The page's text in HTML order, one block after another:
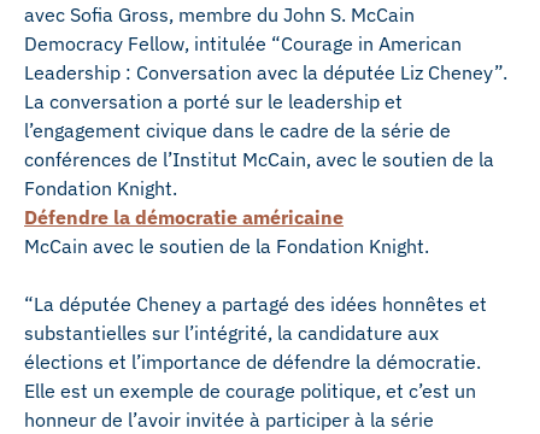
avec Sofia Gross, membre du John S. McCain
Democracy Fellow, intitulée “Courage in American
Leadership : Conversation avec la députée Liz Cheney”.
La conversation a porté sur le leadership et
l’engagement civique dans le cadre de la série de
conférences de l’Institut McCain, avec le soutien de la
Fondation Knight.
Défendre la démocratie américaine
McCain avec le soutien de la Fondation Knight.
“La députée Cheney a partagé des idées honnêtes et
substantielles sur l’intégrité, la candidature aux
élections et l’importance de défendre la démocratie.
Elle est un exemple de courage politique, et c’est un
honneur de l’avoir invitée à participer à la série